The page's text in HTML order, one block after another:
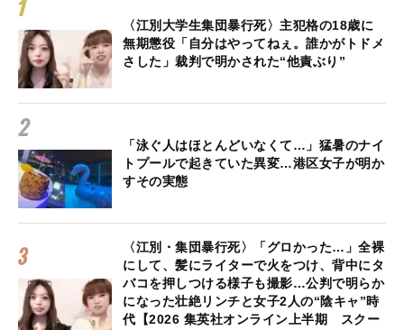
〈江別大学生集団暴行死〉主犯格の18歳に
無期懲役「自分はやってねぇ。誰かがトドメ
さした」裁判で明かされた“他責ぶり”
「泳ぐ人はほとんどいなくて…」猛暑のナイ
トプールで起きていた異変…港区女子が明か
すその実態
〈江別・集団暴行死〉「グロかった…」全裸
にして、髪にライターで火をつけ、背中にタ
バコを押しつける様子も撮影…公判で明らか
になった壮絶リンチと女子2人の“陰キャ”時
代【2026 集英社オンライン上半期 スクー